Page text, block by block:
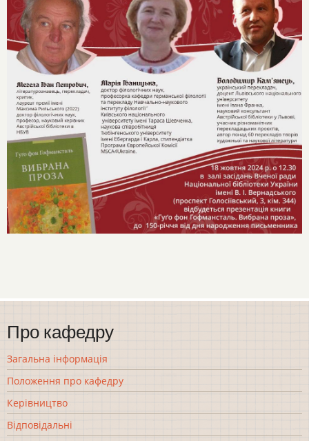
Про кафедру
Загальна інформація
Положення про кафедру
Керівництво
Відповідальні